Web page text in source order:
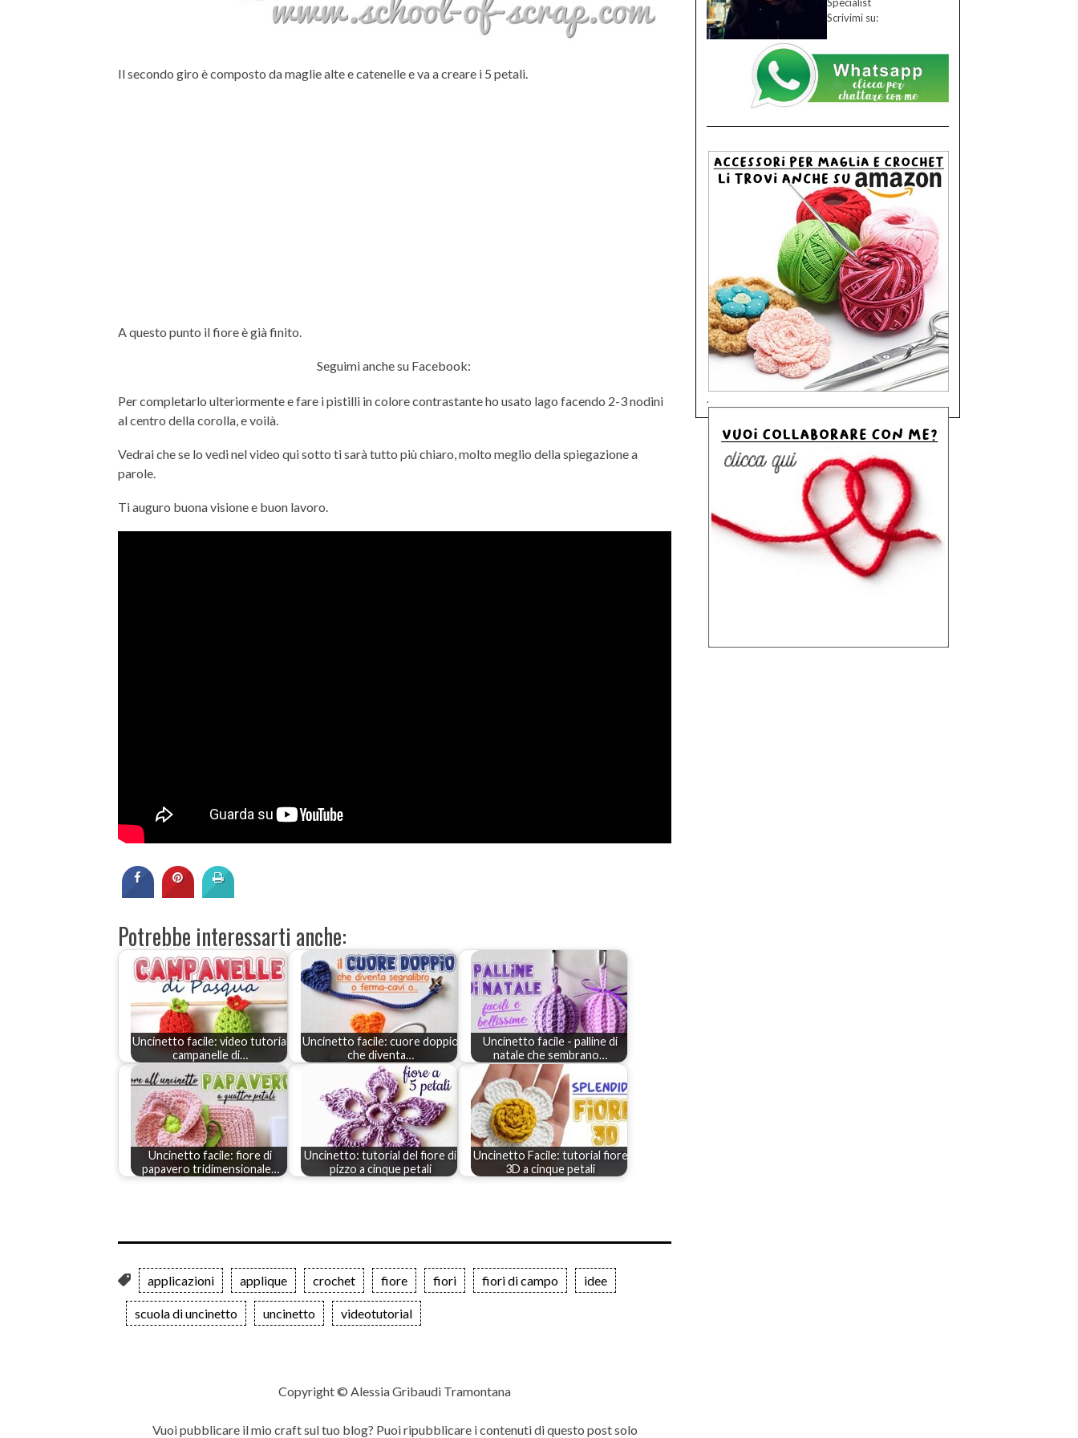
Il secondo giro è composto da maglie alte e catenelle e va a creare i 5 petali.
A questo punto il fiore è già finito.
Seguimi anche su Facebook:
Per completarlo ulteriormente e fare i pistilli in colore contrastante ho usato lago facendo 2-3 nodini
al centro della corolla, e voilà.
Vedrai che se lo vedi nel video qui sotto ti sarà tutto più chiaro, molto meglio della spiegazione a
parole.
Ti auguro buona visione e buon lavoro.
Potrebbe interessarti anche:
Uncinetto facile: video tutorial
campanelle di…
Uncinetto facile: cuore doppio
che diventa…
Uncinetto facile - palline di
natale che sembrano…
Uncinetto facile: fiore di
papavero tridimensionale…
Uncinetto: tutorial del fiore di
pizzo a cinque petali
Uncinetto Facile: tutorial fiore
3D a cinque petali
applicazioni applique crochet fiore fiori fiori di campo idee
scuola di uncinetto uncinetto videotutorial
Copyright © Alessia Gribaudi Tramontana
Vuoi pubblicare il mio craft sul tuo blog? Puoi ripubblicare i contenuti di questo post solo
Scrivimi su:
.